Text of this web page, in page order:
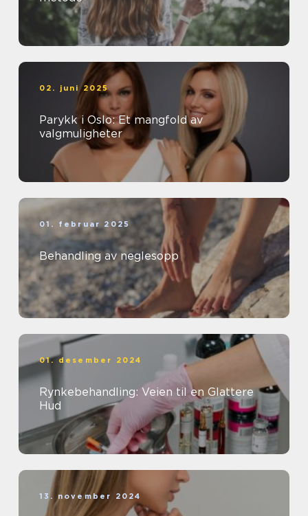
02. juni 2025
Parykk i Oslo: Et mangfold av
valgmuligheter
01. februar 2025
Behandling av neglesopp
01. desember 2024
Rynkebehandling: Veien til en Glattere
Hud
13. november 2024